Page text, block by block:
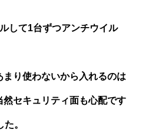
して1台ずつアンチウイル
り使わないから入れるのは
セキュリティ面も心配です
。